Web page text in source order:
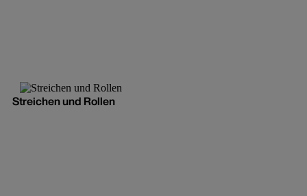
Streichen und Rollen